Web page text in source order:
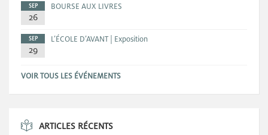
SEP
26
BOURSE AUX LIVRES
SEP
29
L’ÉCOLE D’AVANT | Exposition
VOIR TOUS LES ÉVÉNEMENTS
ARTICLES RÉCENTS